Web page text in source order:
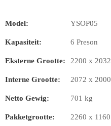
Model: YSOP05
Kapasiteit: 6 Preson
Eksterne Grootte: 2200 x
Interne Grootte: 2072 x
Netto Gewig: 701 kg
Pakketgrootte: 2260 x